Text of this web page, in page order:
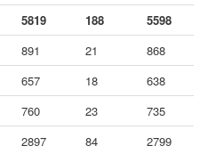
5819 188 5598
891 21 868
657 18 638
760 23 735
2897 84 2799